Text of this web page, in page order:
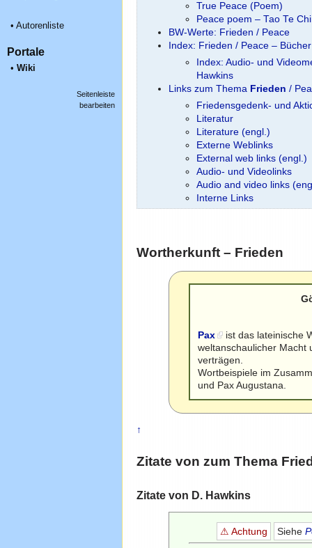
• Autorenliste
Portale
• Wiki
Seitenleiste
bearbeiten
True Peace (Poem)
Peace poem – Tao Te
BW-Werte: Frieden / Peace
Index: Frieden / Peace –
Index: Audio- und
Hawkins
Links zum Thema Frieden /
Friedensgedenk- und
Literatur
Literature (engl.)
Externe Weblinks
External web links (engl.)
Audio- und Videolinks
Audio and video links
Interne Links
Wortherkunft – Frieden
Pax
ist das lateinische
weltanschaulicher Macht
verträgen.
Wortbeispiele im
und Pax Augustana.
↑
Zitate von zum Thema
Zitate von D. Hawkins
⚠ Achtung Siehe